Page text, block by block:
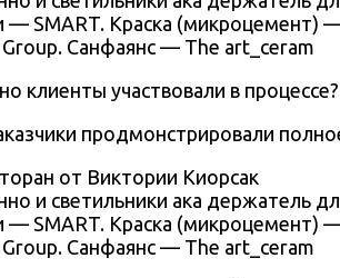
— SMART. Краска (микроцемент)
Санфаянс — The art_ceram
клиенты участвовали в процессе?
продмонстрировали
и светильники ака держатель
— SMART. Краска (микроцемент)
Санфаянс — The art_ceram